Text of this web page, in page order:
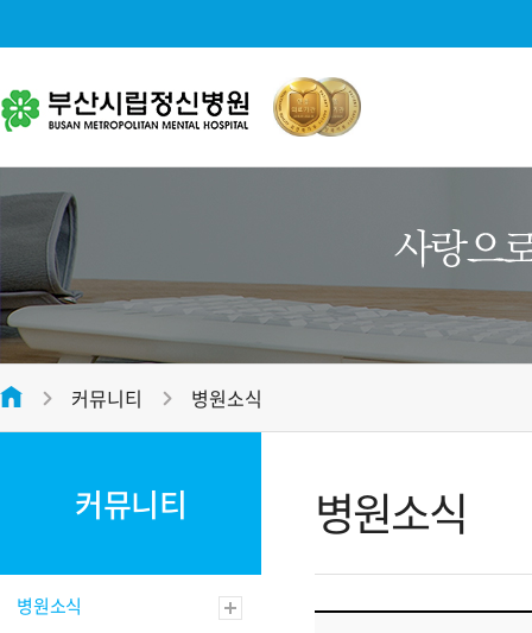
051-312-2288
평일 09:00 ~ 17:00
접수마감시간 오전 12:00 , 오후 16:30
병원소개
병원장 인사말
미션 및 비전
병원 조직도
오시는 길
커뮤니티 병원소식
커뮤니티
병원소식
병원소식